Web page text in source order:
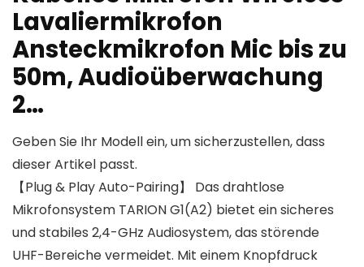
Lavaliermikrofon
Ansteckmikrofon Mic bis zu
50m, Audioüberwachung
2…
Geben Sie Ihr Modell ein, um sicherzustellen, dass
dieser Artikel passt.
【Plug & Play Auto-Pairing】 Das drahtlose
Mikrofonsystem TARION G1(A2) bietet ein sicheres
und stabiles 2,4-GHz Audiosystem, das störende
UHF-Bereiche vermeidet. Mit einem Knopfdruck